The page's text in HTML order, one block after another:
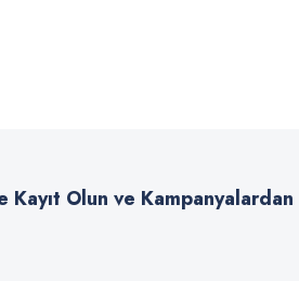
bulunuyor.
daha pahalı.
Kayıt Olun ve Kampanyalardan